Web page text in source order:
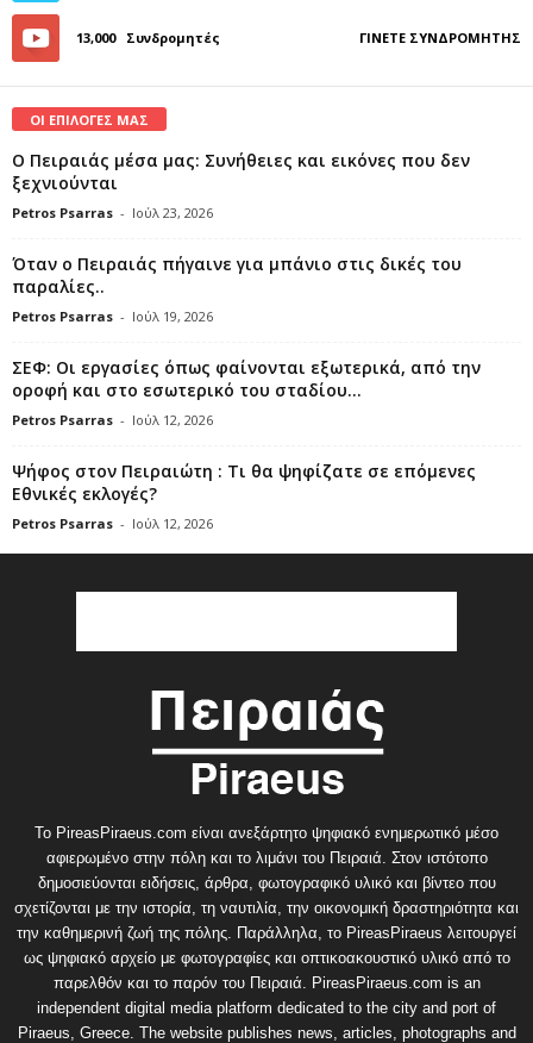
13,000 Συνδρομητές ΓΊΝΕΤΕ ΣΥΝΔΡΟΜΗΤΉΣ
ΟΙ ΕΠΙΛΟΓΕΣ ΜΑΣ
Ο Πειραιάς μέσα μας: Συνήθειες και εικόνες που δεν
ξεχνιούνται
Petros Psarras - Ιούλ 23, 2026
Όταν ο Πειραιάς πήγαινε για μπάνιο στις δικές του
παραλίες..
Petros Psarras - Ιούλ 19, 2026
ΣΕΦ: Οι εργασίες όπως φαίνονται εξωτερικά, από την
οροφή και στο εσωτερικό του σταδίου...
Petros Psarras - Ιούλ 12, 2026
Ψήφος στον Πειραιώτη : Τι θα ψηφίζατε σε επόμενες
Εθνικές εκλογές?
Petros Psarras - Ιούλ 12, 2026
Το PireasPiraeus.com είναι ανεξάρτητο ψηφιακό ενημερωτικό μέσο
αφιερωμένο στην πόλη και το λιμάνι του Πειραιά. Στον ιστότοπο
δημοσιεύονται ειδήσεις, άρθρα, φωτογραφικό υλικό και βίντεο που
σχετίζονται με την ιστορία, τη ναυτιλία, την οικονομική δραστηριότητα και
την καθημερινή ζωή της πόλης. Παράλληλα, το PireasPiraeus λειτουργεί
ως ψηφιακό αρχείο με φωτογραφίες και οπτικοακουστικό υλικό από το
παρελθόν και το παρόν του Πειραιά. PireasPiraeus.com is an
independent digital media platform dedicated to the city and port of
Piraeus, Greece. The website publishes news, articles, photographs and